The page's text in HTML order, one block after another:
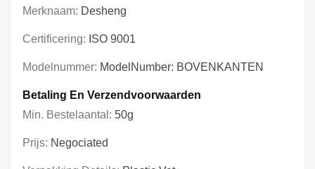
Merknaam: Desheng
Certificering: ISO 9001
Modelnummer: ModelNumber: BOVENKANTEN
Betaling En Verzendvoorwaarden
Min. Bestelaantal: 50g
Prijs: Negociated